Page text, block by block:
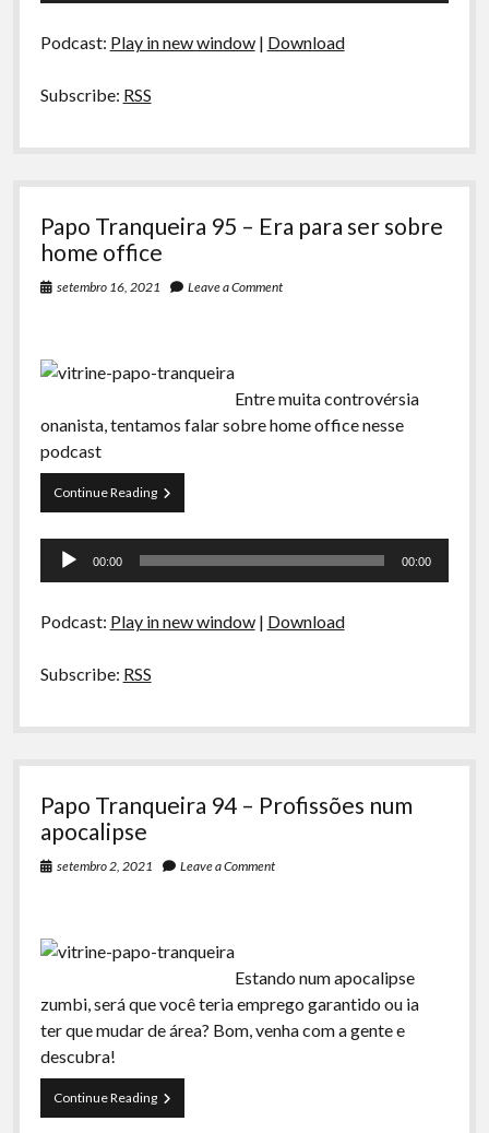
Podcast: Play in new window| Download
Subscribe: RSS
Papo Tranqueira 95 – Era para ser sobre
home office
setembro 16, 2021 Leave a Comment
Entre muita controvérsia
onanista, tentamos falar sobre home office nesse
podcast
Continue ReadingPapo
Tranqueira
Era
sobre
Tocador
00:00 00:00
Podcast: Play in new window| Download
Subscribe: RSS
Papo Tranqueira 94 – Profissões num
apocalipse
setembro 2, 2021 Leave a Comment
Estando num apocalipse
zumbi, será que você teria emprego garantido ou ia
ter que mudar de área? Bom, venha com a gente e
descubra!
Continue ReadingPapo
Tranqueira